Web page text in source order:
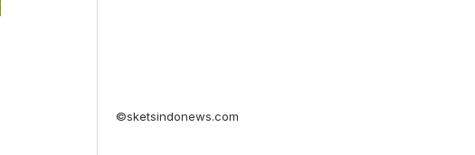
©sketsindonews.com